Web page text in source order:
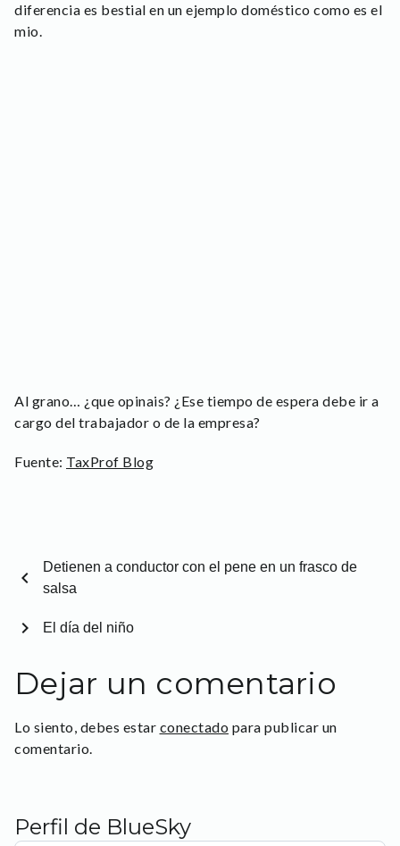
diferencia es bestial en un ejemplo doméstico como es el
mio.
Al grano… ¿que opinais? ¿Ese tiempo de espera debe ir a
cargo del trabajador o de la empresa?
Fuente: TaxProf Blog
chevron_left
Detienen a conductor con el pene en un frasco de
salsa
El día del niño
chevron_right
Dejar un comentario
Lo siento, debes estar conectado para publicar un
comentario.
Perfil de BlueSky